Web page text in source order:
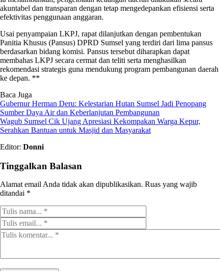
akuntabel dan transparan dengan tetap mengedepankan efisiensi serta
efektivitas penggunaan anggaran.
Usai penyampaian LKPJ, rapat dilanjutkan dengan pembentukan
Panitia Khusus (Pansus) DPRD Sumsel yang terdiri dari lima pansus
berdasarkan bidang komisi. Pansus tersebut diharapkan dapat
membahas LKPJ secara cermat dan teliti serta menghasilkan
rekomendasi strategis guna mendukung program pembangunan daerah
ke depan. **
Baca Juga
Gubernur Herman Deru: Kelestarian Hutan Sumsel Jadi Penopang
Sumber Daya Air dan Keberlanjutan Pembangunan
Wagub Sumsel Cik Ujang Apresiasi Kekompakan Warga Kepur,
Serahkan Bantuan untuk Masjid dan Masyarakat
Editor: Donni
Tinggalkan Balasan
Alamat email Anda tidak akan dipublikasikan. Ruas yang wajib
ditandai *